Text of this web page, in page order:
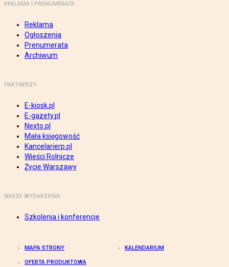
REKLAMA I PRENUMERATA
Reklama
Ogłoszenia
Prenumerata
Archiwum
PARTNERZY
E-kiosk.pl
E-gazety.pl
Nexto.pl
Mała księgowość
Kancelarierp.pl
Wieści Rolnicze
Życie Warszawy
NASZE WYDARZENIA
Szkolenia i konferencje
MAPA STRONY KALENDARIUM
OFERTA PRODUKTOWA